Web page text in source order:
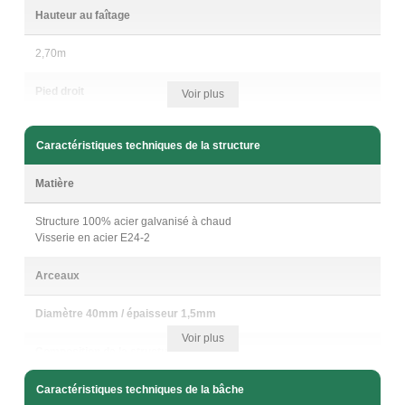
Hauteur au faîtage
2,70m
Pied droit
1,90m
Espacement entre arceaux
~1,5m
Double-porte
1,50m de large x 1,96m de haut
1 battant mesure 73cm de large x 1,96m de haut
Voir plus
Caractéristiques techniques de la structure
Matière
Structure 100% acier galvanisé à chaud
Visserie en acier E24-2
Arceaux
Diamètre 40mm / épaisseur 1,5mm
5 arceaux à pied droit
Voir plus
Caractéristiques techniques de la bâche